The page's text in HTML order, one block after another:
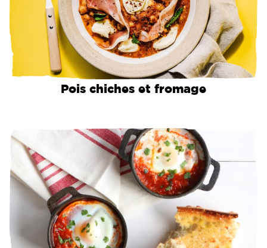
Pois chiches et fromage